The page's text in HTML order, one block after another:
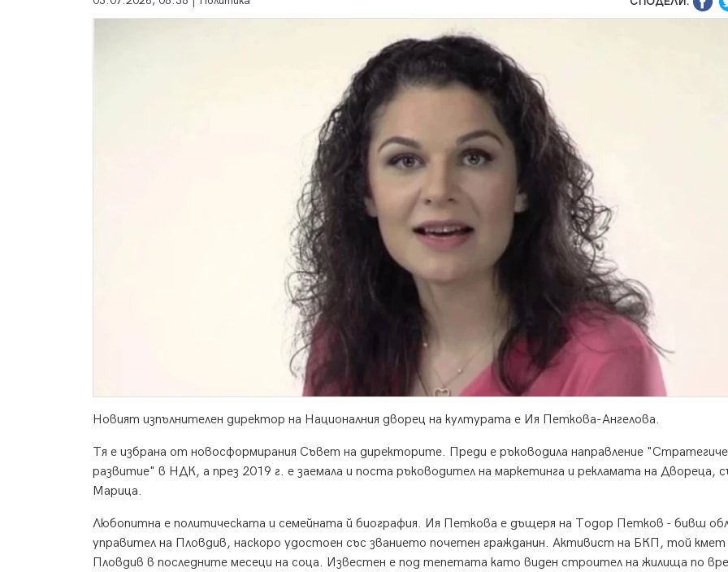
Новият изпълнителен директор на Националния дворец на културата е Ия Петкова-Ангелова.
Тя е избрана от новосформирания Съвет на директорите. Преди е ръководила направление
развитие" в НДК, а през 2019 г. е заемала и поста ръководител на маркетинга и рекламата на Двореца,
Марица.
Любопитна е политическата и семейната й биография. Ия Петкова е дъщеря на Тодор Петков - бивш
управител на Пловдив, наскоро удостоен със званието почетен гражданин. Активист на БКП, той кмет
Пловдив в последните месеци на соца. Известен е под тепетата като виден строител на жилища по